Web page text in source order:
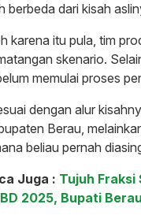
berbeda dari kisah
karena itu pula, tim
skenario.
memulai proses
dengan alur
Berau,
beliau pernah
Juga : Tujuh
2025, Bupati